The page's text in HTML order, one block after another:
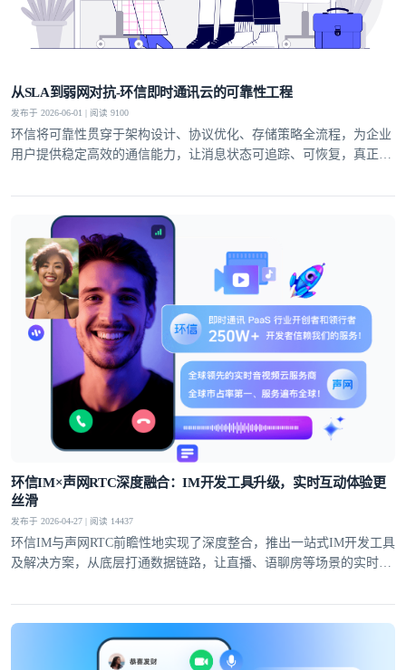
从SLA到弱网对抗-环信即时通讯云的可靠性工程
发布于 2026-06-01 | 阅读 9100
环信将可靠性贯穿于架构设计、协议优化、存储策略全流程，为企业
用户提供稳定高效的通信能力，让消息状态可追踪、可恢复，真正实
环信IM×声网RTC深度融合：IM开发工具升级，实时互动体验更
丝滑
发布于 2026-04-27 | 阅读 14437
环信IM与声网RTC前瞻性地实现了深度整合，推出一站式IM开发工具
及解决方案，从底层打通数据链路，让直播、语聊房等场景的实时互
我已阅读并同意 通讯云服务条款和 通讯云隐私政策
提交
不了，谢谢
登录客服云